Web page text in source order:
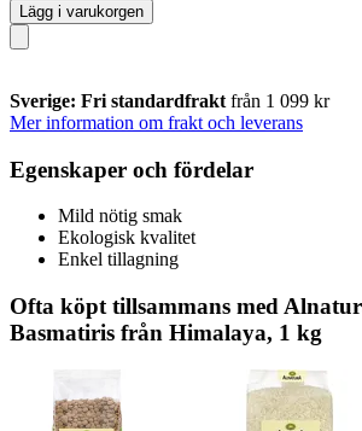
Lägg i varukorgen
Sverige: Fri standardfrakt från 1 099 kr
Mer information om frakt och leverans
Egenskaper och fördelar
Mild nötig smak
Ekologisk kvalitet
Enkel tillagning
Ofta köpt tillsammans med
Basmatiris från Himalaya, 1 kg